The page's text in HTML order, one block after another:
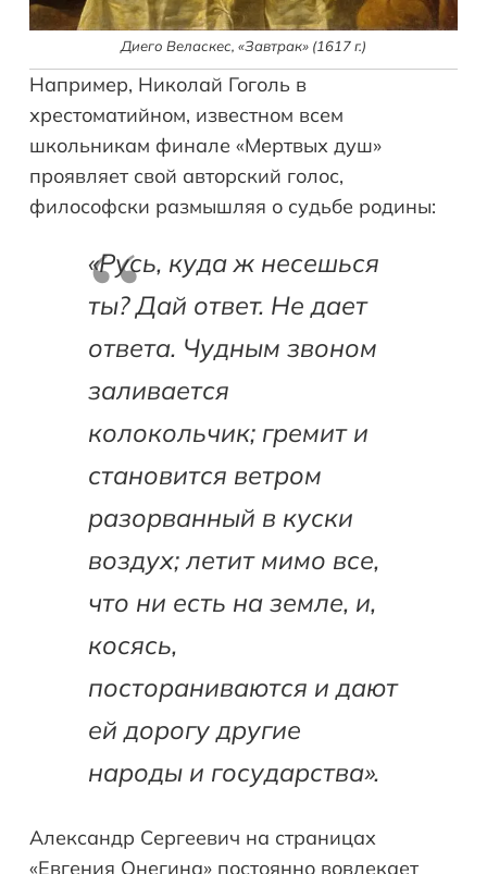
Диего Веласкес, «Завтрак» (1617 г.)
Например, Николай Гоголь в
хрестоматийном, известном всем
школьникам финале «Мертвых душ»
проявляет свой авторский голос,
философски размышляя о судьбе родины:
«Русь, куда ж несешься
ты? Дай ответ. Не дает
ответа. Чудным звоном
заливается
колокольчик; гремит и
становится ветром
разорванный в куски
воздух; летит мимо все,
что ни есть на земле, и,
косясь,
постораниваются и дают
ей дорогу другие
народы и государства».
Александр Сергеевич на страницах
«Евгения Онегина» постоянно вовлекает